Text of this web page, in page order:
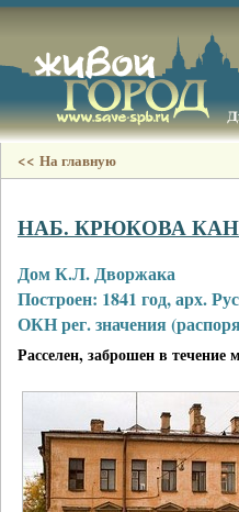
<< На главную
НАБ. КРЮКОВА
Дом К.Л. Дворжака
Построен: 1841 год, арх.
ОКН рег. значения
Расселен, заброшен в течение